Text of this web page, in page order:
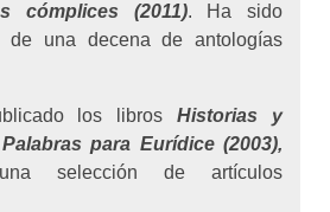
cómplices (2011). Ha sido
de una decena de antologías
los librosHistorias y
para Eurídice (2003),
selección de artículos